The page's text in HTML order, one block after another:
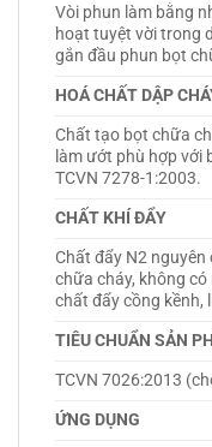
Vòi phun làm bằng
hoạt tuyệt vời trong
gắn đầu phun bọt
HOÁ CHẤT DẬP
Chất tạo bọt chữa
làm ướt phù hợp với
TCVN 7278-1:2003.
CHẤT KHÍ ĐẨY
Chất đẩy N2
chữa cháy, không
chất đẩy cồng kềnh,
TIÊU CHUẨN SẢN
TCVN 7026:2013
ỨNG DỤNG